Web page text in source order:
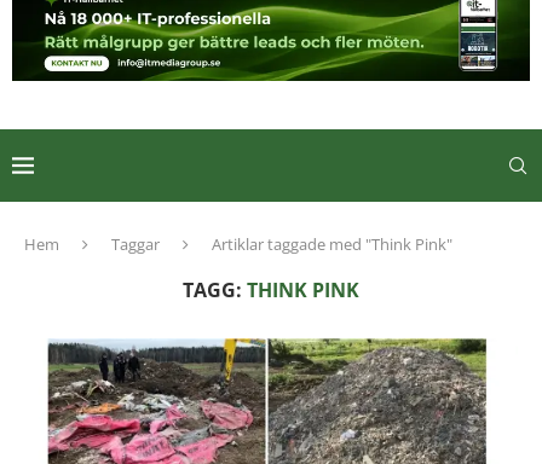
Hem Taggar Artiklar taggade med "Think Pink"
TAGG: THINK PINK